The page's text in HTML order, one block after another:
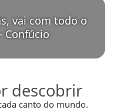
vai com todo o
Confúcio
descobrir
canto do mundo.